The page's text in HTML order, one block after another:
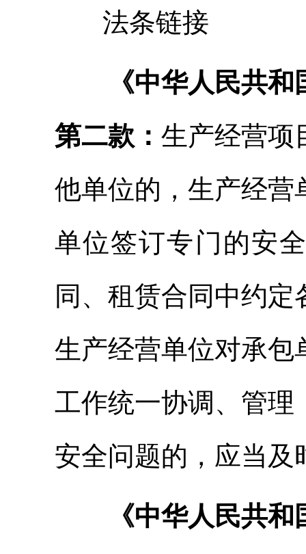
法条链接
《中华人民共
第二款：生产经营项
他单位的，生产经营
单位签订专门的安
同、租赁合同中约
生产经营单位对承包
工作统一协调、管理
安全问题的，应当及
《中华人民共